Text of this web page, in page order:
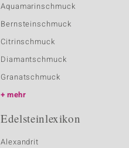
Aquamarinschmuck
Bernsteinschmuck
Citrinschmuck
Diamantschmuck
Granatschmuck
mehr
Edelsteinlexikon
Alexandrit